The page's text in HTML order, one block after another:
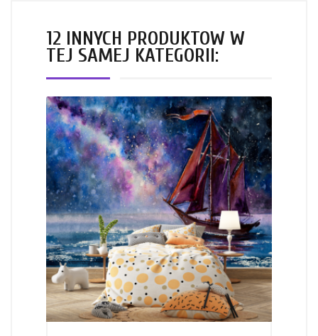
12 INNYCH PRODUKTÓW W
TEJ SAMEJ KATEGORII: